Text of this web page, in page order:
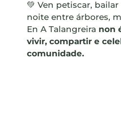
💚 Ven petiscar,
noite entre árbores,
En A Talangreira non
vivir, compartir e
comunidade.